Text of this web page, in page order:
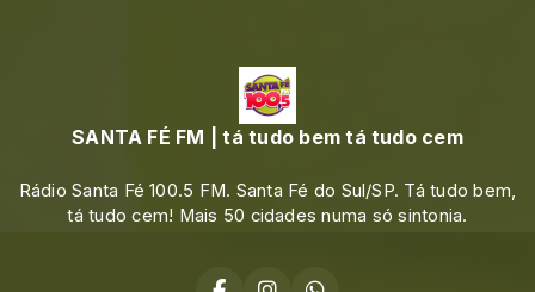
SANTA FÉ FM | tá tudo bem tá tudo cem
Rádio Santa Fé 100.5 FM. Santa Fé do Sul/SP. Tá tudo bem,
tá tudo cem! Mais 50 cidades numa só sintonia.